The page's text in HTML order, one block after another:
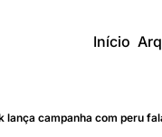
Início
lança campanha com peru